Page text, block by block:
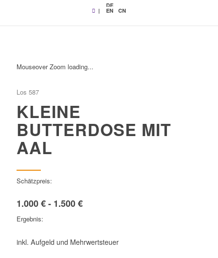
|
DE
EN CN
Mouseover Zoom loading...
Los 587
KLEINE
BUTTERDOSE MIT
AAL
Schätzpreis:
1.000 € - 1.500 €
Ergebnis:
inkl. Aufgeld und Mehrwertsteuer